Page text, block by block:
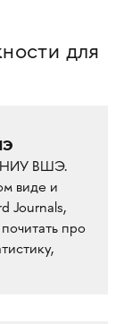
для
НИУ ВШЭ.
виде и
Journals,
про